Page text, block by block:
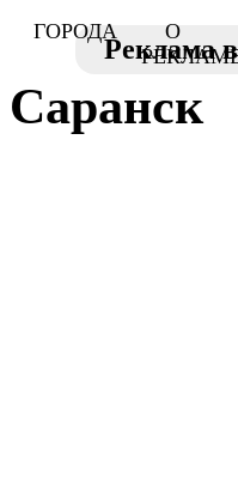
ГОРОДА
О
Реклама
Саранск